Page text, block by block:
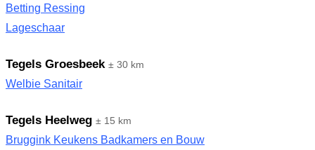
Betting Ressing
Lageschaar
Tegels Groesbeek ± 30 km
Welbie Sanitair
Tegels Heelweg ± 15 km
Bruggink Keukens Badkamers en Bouw